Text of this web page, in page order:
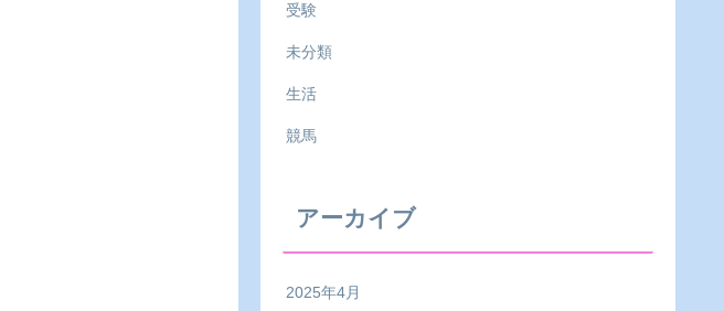
受験
未分類
生活
競馬
アーカイブ
2025年4月